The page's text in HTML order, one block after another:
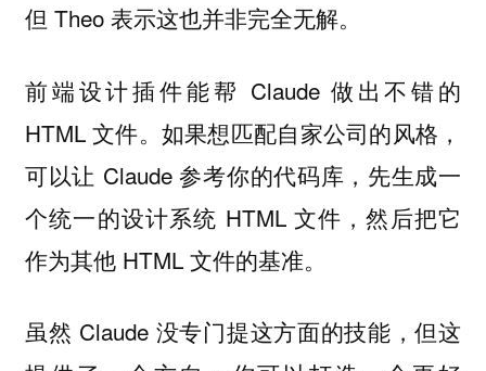
但 Theo 表示这也并非完全无解。
前端设计插件能帮 Claude 做出不错的
HTML 文件。如果想匹配自家公司的风格，
可以让 Claude 参考你的代码库，先生成一
个统一的设计系统 HTML 文件，然后把它
作为其他 HTML 文件的基准。
虽然 Claude 没专门提这方面的技能，但这